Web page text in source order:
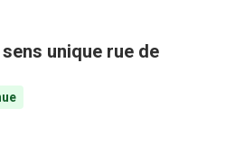
unique rue de